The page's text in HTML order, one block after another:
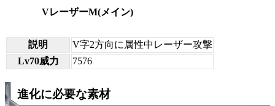
VレーザーM(メイン)
説明
V字2方向に属性中レーザー攻撃
Lv70威力
7576
進化に必要な素材